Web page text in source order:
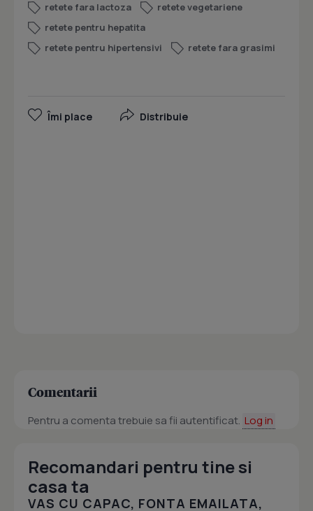
retete fara lactoza
retete vegetariene
retete pentru hepatita
retete pentru hipertensivi
retete fara grasimi
Îmi place Distribuie
Comentarii
Pentru a comenta trebuie sa fii autentificat. Log in
Recomandari pentru tine si
casa ta
VAS CU CAPAC, FONTA EMAILATA,